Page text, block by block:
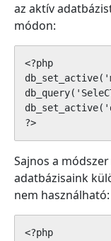
az aktív
módon:
<?php
Sajnos a
adatbázisaink
nem használható:
<?php